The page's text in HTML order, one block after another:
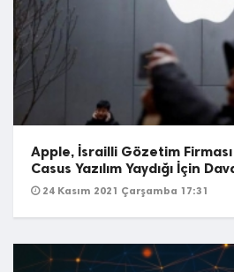
Apple, İsrailli Gözetim
Casus Yazılım Yaydığı İçin
24 Kasım 2021 Çarşamba 17:31